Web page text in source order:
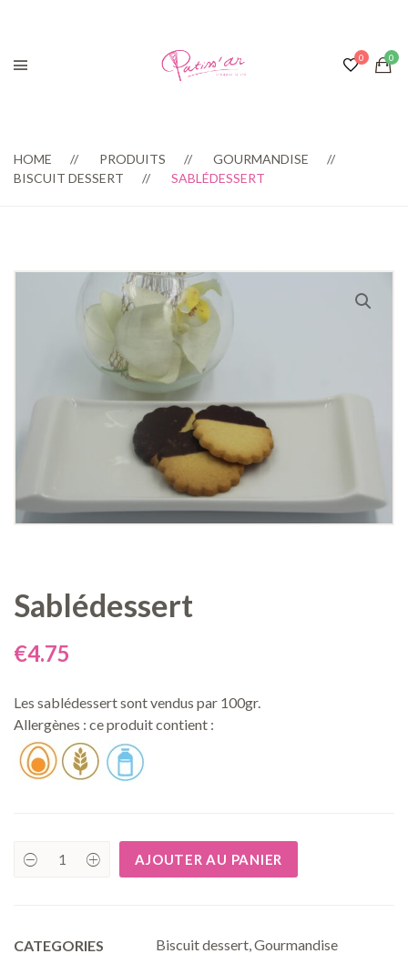
HOME PRODUITS
GOURMANDISE
BISCUIT DESSERT
SABLÉDESSERT
Sablédessert
€4.75
Les sablédessert sont vendus par 100gr.
Allergènes : ce produit contient :
Sablédessert
AJOUTER AU PANIER
CATEGORIES Biscuit dessert,Gourmandise